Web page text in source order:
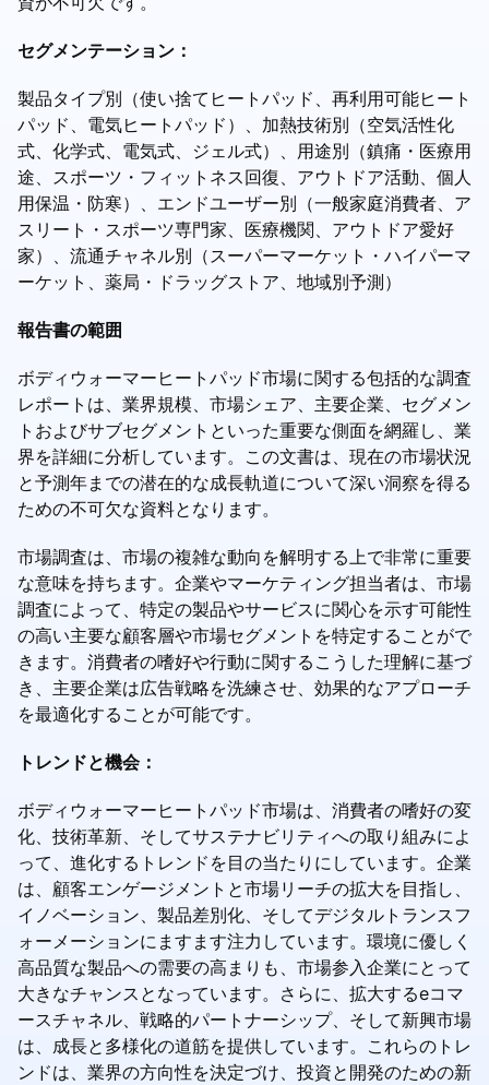
セグメンテーション：
製品タイプ別（使い捨てヒートパッド、再利用可能ヒート
パッド、電気ヒートパッド）、加熱技術別（空気活性化
式、化学式、電気式、ジェル式）、用途別（鎮痛・医療用
途、スポーツ・フィットネス回復、アウトドア活動、個人
用保温・防寒）、エンドユーザー別（一般家庭消費者、ア
スリート・スポーツ専門家、医療機関、アウトドア愛好
家）、流通チャネル別（スーパーマーケット・ハイパーマ
ーケット、薬局・ドラッグストア、地域別予測）
報告書の範囲
ボディウォーマーヒートパッド市場に関する包括的な調査
レポートは、業界規模、市場シェア、主要企業、セグメン
トおよびサブセグメントといった重要な側面を網羅し、業
界を詳細に分析しています。この文書は、現在の市場状況
と予測年までの潜在的な成長軌道について深い洞察を得る
ための不可欠な資料となります。
市場調査は、市場の複雑な動向を解明する上で非常に重要
な意味を持ちます。企業やマーケティング担当者は、市場
調査によって、特定の製品やサービスに関心を示す可能性
の高い主要な顧客層や市場セグメントを特定することがで
きます。消費者の嗜好や行動に関するこうした理解に基づ
き、主要企業は広告戦略を洗練させ、効果的なアプローチ
を最適化することが可能です。
トレンドと機会：
ボディウォーマーヒートパッド市場は、消費者の嗜好の変
化、技術革新、そしてサステナビリティへの取り組みによ
って、進化するトレンドを目の当たりにしています。企業
は、顧客エンゲージメントと市場リーチの拡大を目指し、
イノベーション、製品差別化、そしてデジタルトランスフ
ォーメーションにますます注力しています。環境に優しく
高品質な製品への需要の高まりも、市場参入企業にとって
大きなチャンスとなっています。さらに、拡大するeコマ
ースチャネル、戦略的パートナーシップ、そして新興市場
は、成長と多様化の道筋を提供しています。これらのトレ
ンドは、業界の方向性を決定づけ、投資と開発のための新